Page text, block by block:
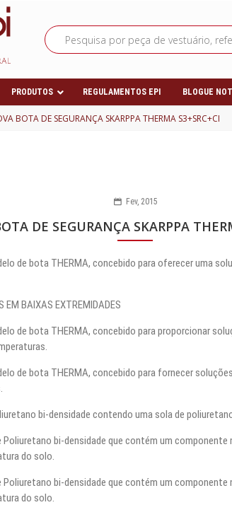
PRODUTOS REGULAMENTOS EPI BLOGUE
BOTA DE SEGURANÇA SKARPPA THERMA S3+SRC+CI
Fev, 2015
DE SEGURANÇA SKARPPA
de bota THERMA, concebido para oferecer uma
EM BAIXAS EXTREMIDADES
de bota THERMA, concebido para proporcionar
de bota THERMA, concebido para fornecer
bi-densidade contendo uma sola de
Poliuretano bi-densidade que contém um
do solo.
Poliuretano bi-densidade que contém um
do solo.